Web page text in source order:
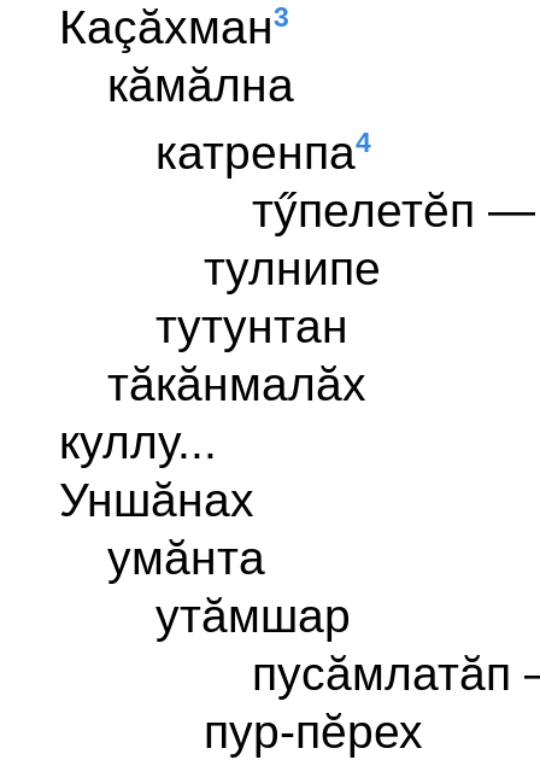
Каçăхман3
кăмăлна
катренпа4
тӳпелетĕп —
тулнипе
тутунтан
тăкăнмалăх
куллу...
Уншăнах
умăнта
утăмшар
пур-пĕрех